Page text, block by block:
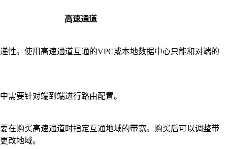
高速通道
性。使用高速通道互通的VPC或本地数据中心只能和对端的
需要针对端到端进行路由配置。
在购买高速通道时指定互通地域的带宽。购买后可以调整带
改地域。